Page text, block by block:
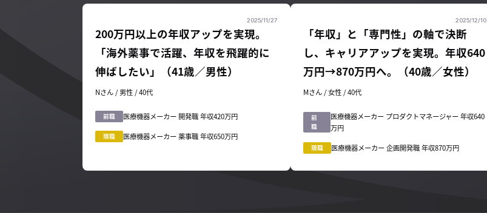
2025/11/27
200万円以上の年収アップを実現。
「海外薬事で活躍、年収を飛躍的に
伸ばしたい」（41歳／男性）
Nさん / 男性 / 40代
前職 医療機器メーカー 開発職 年収420万円
現職 医療機器メーカー 薬事職 年収650万円
2025/12/10
「年収」と「専門性」の軸で決断
し、キャリアアップを実現。年収640
万円→870万円へ。（40歳／女性）
Mさん / 女性 / 40代
前
職
医療機器メーカー プロダクトマネージャー 年収640
万円
現職 医療機器メーカー 企画開発職 年収870万円